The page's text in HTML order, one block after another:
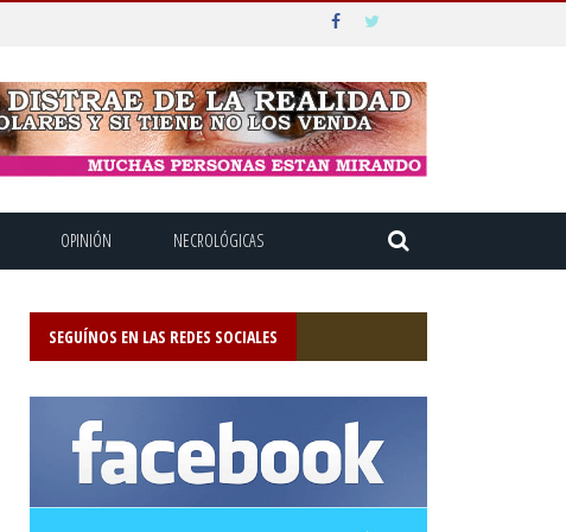
OPINIÓN NECROLÓGICAS
SEGUÍNOS EN LAS REDES SOCIALES